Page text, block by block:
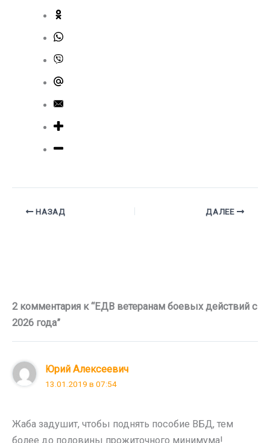
НАЗАД ДАЛЕЕ
2 комментария к “ЕДВ ветеранам боевых действий с
2026 года”
Юрий Алексеевич
13.01.2019 в 07:54
Жаба задушит, чтобы поднять пособие ВБД, тем
более до половины прожиточного минимума!